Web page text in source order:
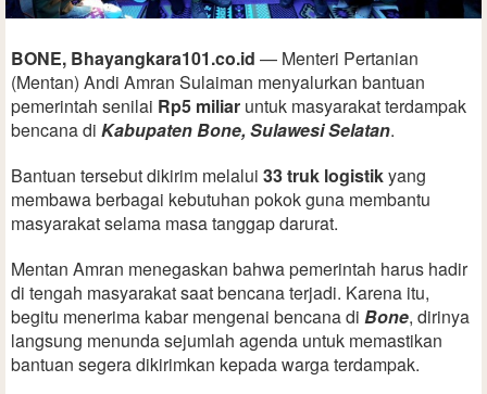
BONE, Bhayangkara101.co.id — Menteri Pertanian
(Mentan) Andi Amran Sulaiman menyalurkan bantuan
pemerintah senilai Rp5 miliar untuk masyarakat terdampak
bencana di Kabupaten Bone, Sulawesi Selatan.
Bantuan tersebut dikirim melalui 33 truk logistikyang
membawa berbagai kebutuhan pokok guna membantu
masyarakat selama masa tanggap darurat.
Mentan Amran menegaskan bahwa pemerintah harus hadir
di tengah masyarakat saat bencana terjadi. Karena itu,
begitu menerima kabar mengenai bencana di Bone, dirinya
langsung menunda sejumlah agenda untuk memastikan
bantuan segera dikirimkan kepada warga terdampak.